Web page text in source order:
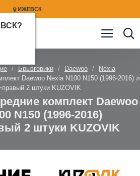
ИЖЕВСК
?
Брызговики Daewoo
Nexia
Daewoo Nexia N100 N150 (1996-2016) л
2 штуки KUZOVIK
комплект Daewoo
N150 (1996-2016)
2 штуки KUZOVIK